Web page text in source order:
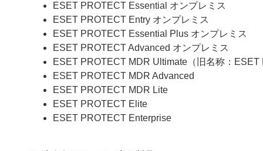
ESET PROTECT Essential オンプレミス
ESET PROTECT Entry オンプレミス
ESET PROTECT Essential Plus オンプレミス
ESET PROTECT Advanced オンプレミス
ESET PROTECT MDR Ultimate（旧名称：
ESET PROTECT MDR Advanced
ESET PROTECT MDR Lite
ESET PROTECT Elite
ESET PROTECT Enterprise